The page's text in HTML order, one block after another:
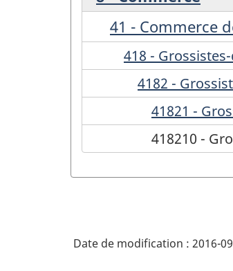
41 - Commerce
418 -
4182 -
41821 -
418210 -
Date de modification : 2016-